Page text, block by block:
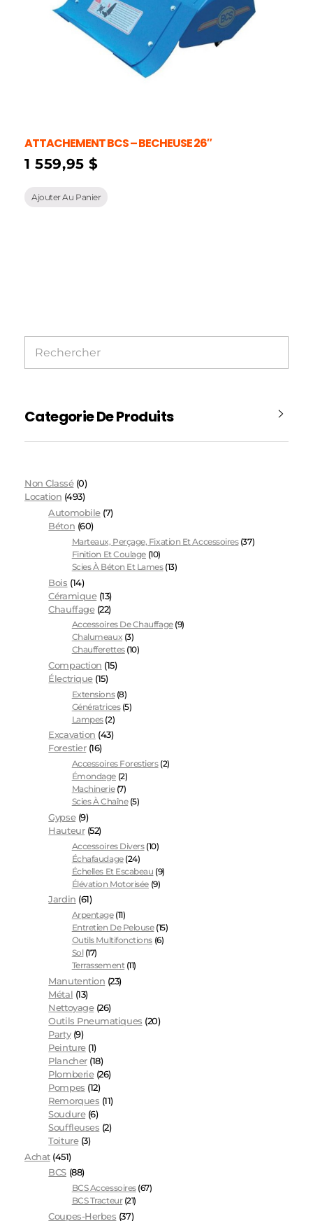
ATTACHEMENT BCS – BECHEUSE 26″
1 559,95$
Ajouter Au Panier
Categorie De Produits
Non Classé (0)
Location (493)
Automobile (7)
Béton (60)
Marteaux, Perçage, Fixation Et Accessoires (37)
Finition Et Coulage (10)
Scies À Béton Et Lames (13)
Bois (14)
Céramique (13)
Chauffage (22)
Accessoires De Chauffage (9)
Chalumeaux (3)
Chaufferettes (10)
Compaction (15)
Électrique (15)
Extensions (8)
Génératrices (5)
Lampes (2)
Excavation (43)
Forestier (16)
Accessoires Forestiers (2)
Émondage (2)
Machinerie (7)
Scies À Chaîne (5)
Gypse (9)
Hauteur (52)
Accessoires Divers (10)
Échafaudage (24)
Échelles Et Escabeau (9)
Élévation Motorisée (9)
Jardin (61)
Arpentage (11)
Entretien De Pelouse (15)
Outils Multifonctions (6)
Sol (17)
Terrassement (11)
Manutention (23)
Métal (13)
Nettoyage (26)
Outils Pneumatiques (20)
Party (9)
Peinture (1)
Plancher (18)
Plomberie (26)
Pompes (12)
Remorques (11)
Soudure (6)
Souffleuses (2)
Toiture (3)
Achat (451)
BCS (88)
BCS Accessoires (67)
BCS Tracteur (21)
Coupes-Herbes (37)